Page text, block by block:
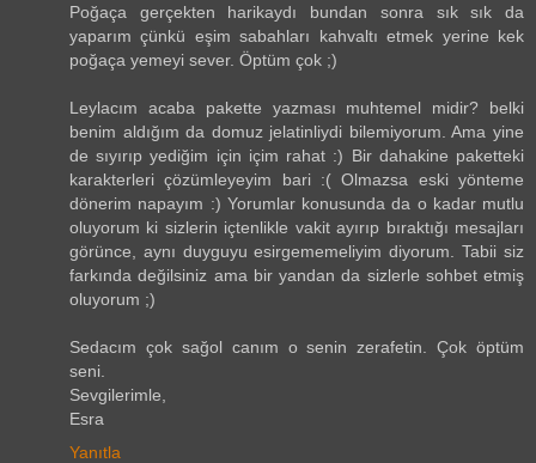
Poğaça gerçekten harikaydı bundan sonra sık sık da
yaparım çünkü eşim sabahları kahvaltı etmek yerine kek
poğaça yemeyi sever. Öptüm çok ;)
Leylacım acaba pakette yazması muhtemel midir? belki
benim aldığım da domuz jelatinliydi bilemiyorum. Ama yine
de sıyırıp yediğim için içim rahat :) Bir dahakine paketteki
karakterleri çözümleyeyim bari :( Olmazsa eski yönteme
dönerim napayım :) Yorumlar konusunda da o kadar mutlu
oluyorum ki sizlerin içtenlikle vakit ayırıp bıraktığı mesajları
görünce, aynı duyguyu esirgememeliyim diyorum. Tabii siz
farkında değilsiniz ama bir yandan da sizlerle sohbet etmiş
oluyorum ;)
Sedacım çok sağol canım o senin zerafetin. Çok öptüm
seni.
Sevgilerimle,
Esra
Yanıtla